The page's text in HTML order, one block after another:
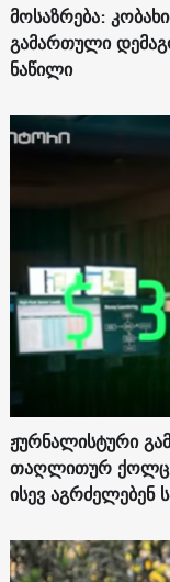
მოსაზრება:
გამართული
ნაწილი
ჟურნალისტური
თაღლითურ
ისევ აგრძელებენ